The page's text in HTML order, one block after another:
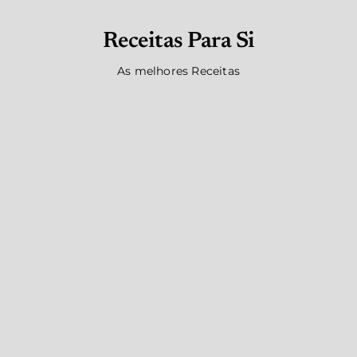
Receitas Para Si
As melhores Receitas